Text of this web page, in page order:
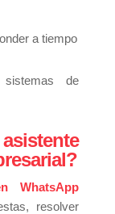
a tiempo
de
WhatsApp
resolver